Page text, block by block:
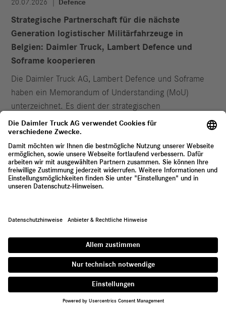
20.07.2026 Defence
Strategische Partnerschaft für die nächste
Generation logistischer Militärfahrzeuge in
Belgien: Daimler Truck, Lambert Defence und
Soframe kooperieren
Die Daimler Truck AG, Lambert Defence und Soframe
haben ein Memorandum of Understanding (MoU)
unterzeichnet. Es dient der strategischen
Zusammenarbeit im Zuge der Ausschreibung des
belgischen Verteidigungsministeriums für das
Programm Tactical Logistic Trucks Program (TLTP). Ziel
des TLTP-Programms ist die Beschaffung moderner
taktischer Transportfahrzeuge zur Erneuerung und
Erweiterung der Logistikfahrzeugflotte der belgischen